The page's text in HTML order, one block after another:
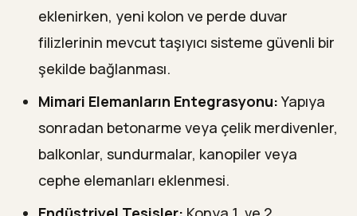
eklenirken, yeni kolon ve perde duvar
filizlerinin mevcut taşıyıcı sisteme güvenli bir
şekilde bağlanması.
Mimari Elemanların Entegrasyonu:Yapıya
sonradan betonarme veya çelik merdivenler,
balkonlar, sundurmalar, kanopiler veya
cephe elemanları eklenmesi.